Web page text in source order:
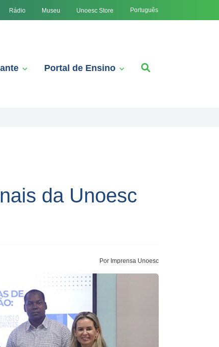
Rádio Museu Unoesc Store Português
Portal de Ensino
da Unoesc
Por Imprensa Unoesc